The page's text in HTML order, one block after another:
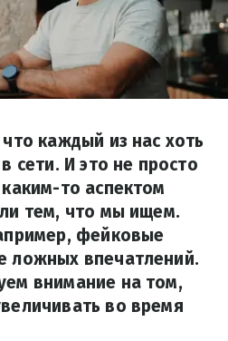
каждый из нас хоть
сети. И это не просто
то аспектом
тем, что мы ищем.
фейковые
ложных впечатлений.
внимание на том,
во время